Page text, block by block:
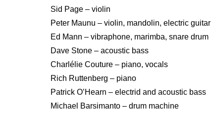
Sid Page – violin
Peter Maunu – violin, mandolin, electric guitar
Ed Mann – vibraphone, marimba, snare drum
Dave Stone – acoustic bass
Charlélie Couture – piano, vocals
Rich Ruttenberg – piano
Patrick O’Hearn – electrid and acoustic bass
Michael Barsimanto – drum machine